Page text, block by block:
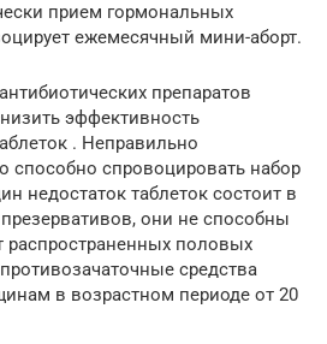
прием гормональных
ежемесячный мини-аборт.
препаратов
эффективность
. Неправильно
способно спровоцировать набор
недостаток таблеток состоит в
они не способны
распространенных половых
средства
в возрастном периоде от 20